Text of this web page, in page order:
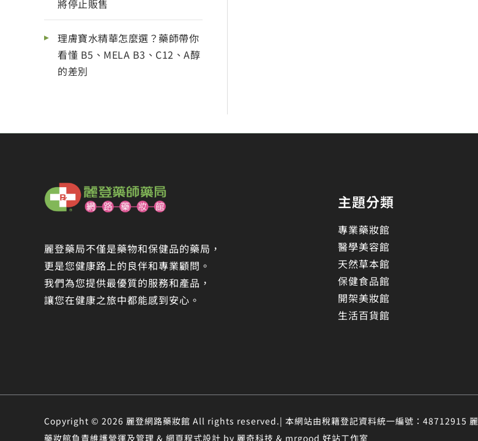
將停止販售
理膚寶水精華怎麼選？藥師帶你
看懂 B5、MELA B3、C12、A醇
的差別
麗登藥局不僅是藥物和保健品的藥局，
更是您健康路上的良伴和專業顧問。
我們為您提供最優質的服務和產品，
讓您在健康之旅中都能感到安心。
主題分類
專業藥妝館
醫學美容館
天然草本館
保健食品館
開架美妝館
生活百貨館
Copyright © 2026 麗登網路藥妝館 All rights reserved.| 本網站由稅籍登記資料統一編號：48712915
藥妝館負責維護營運及管理 & 網頁程式設計 by 麗奇科技 & mrgood 好站工作室